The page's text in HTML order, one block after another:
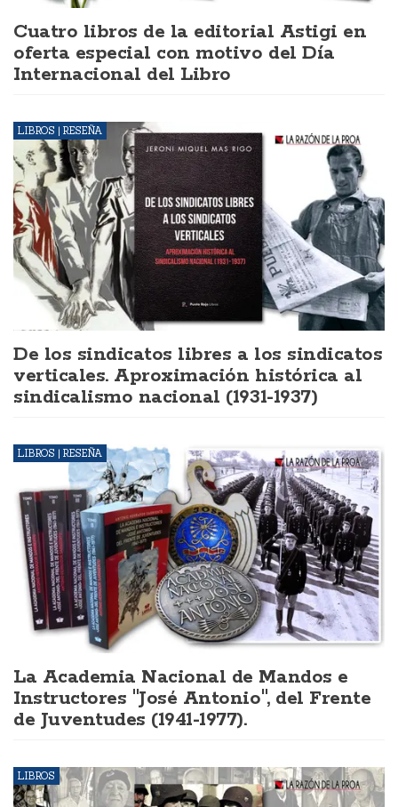
Cuatro libros de la editorial Astigi en
oferta especial con motivo del Día
Internacional del Libro
LIBROS | RESEÑA
De los sindicatos libres a los sindicatos
verticales. Aproximación histórica al
sindicalismo nacional (1931-1937)
LIBROS | RESEÑA
La Academia Nacional de Mandos e
Instructores "José Antonio", del Frente
de Juventudes (1941-1977).
LIBROS